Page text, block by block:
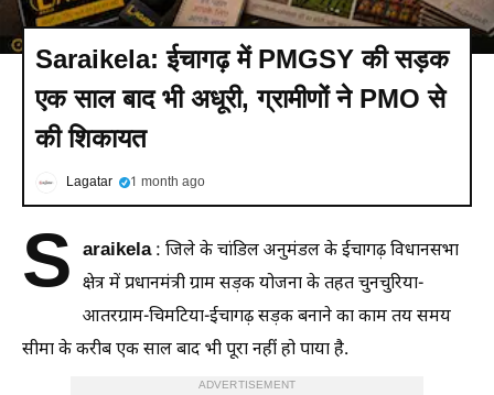
Saraikela: ईचागढ़ में PMGSY की सड़क
एक साल बाद भी अधूरी, ग्रामीणों ने PMO से
की शिकायत
Lagatar 1 month ago
S araikela: जिले के चांडिल अनुमंडल के ईचागढ़ विधानसभा
क्षेत्र में प्रधानमंत्री ग्राम सड़क योजना के तहत चुनचुरिया-
आतरग्राम-चिमटिया-ईचागढ़ सड़क बनाने का काम तय समय
सीमा के करीब एक साल बाद भी पूरा नहीं हो पाया है.
ADVERTISEMENT